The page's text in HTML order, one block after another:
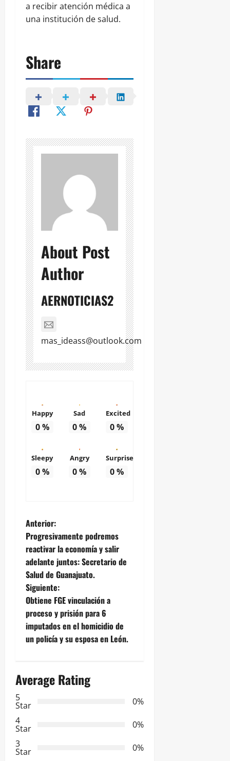
a recibir atención médica a
una institución de salud.
Share
About Post
Author
AERNOTICIAS2
mas_ideass@outlook.com
Happy
0%
Sad
0%
Excited
0%
Sleepy
0%
Angry
0%
Surprise
0%
N
a
v
e
g
a
i
ó
n
Anterior:
Progresivamente podremos
reactivar la economía y salir
adelante juntos: Secretario de
Salud de Guanajuato.
Siguiente:
Obtiene FGE vinculación a
proceso y prisión para 6
imputados en el homicidio de
un policía y su esposa en León.
Average Rating
5
Star
0%
4
Star
0%
3
Star
0%